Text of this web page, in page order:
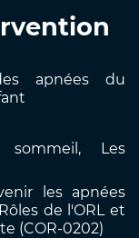
apnées du
Les
les apnées
de l'ORL et
(COR-0202)